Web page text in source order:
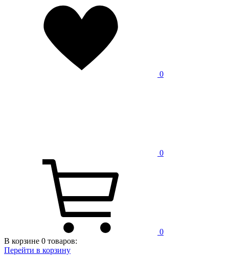
0
0
0
В корзине 0 товаров:
Перейти в корзину